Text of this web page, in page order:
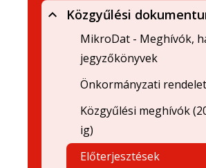
Közgyűlési
MikroDat - Meghívók,
jegyzőkönyvek
Önkormányzati
Közgyűlési meghívók
ig)
Előterjesztések